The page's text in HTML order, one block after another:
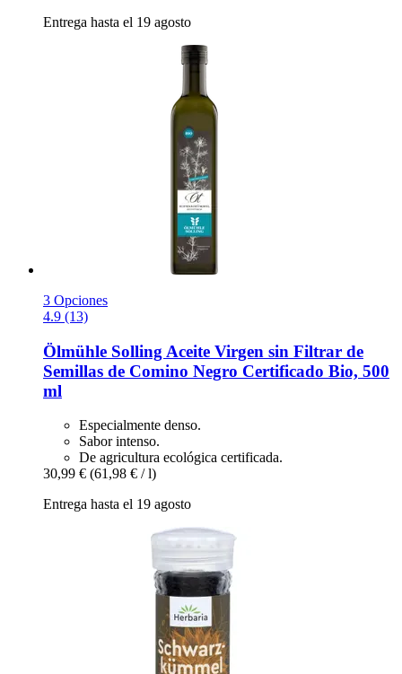
Entrega hasta el 19 agosto
3 Opciones
4.9 (13)
Ölmühle Solling Aceite Virgen sin Filtrar de
Semillas de Comino Negro Certificado Bio, 500
ml
Especialmente denso.
Sabor intenso.
De agricultura ecológica certificada.
30,99 € (61,98 € / l)
Entrega hasta el 19 agosto